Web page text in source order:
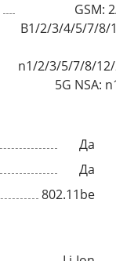
GSM:
B1/2/3/4/5/7/8/
n1/2/3/5/7/8/
5G NSA:
Да
Да
802.11be